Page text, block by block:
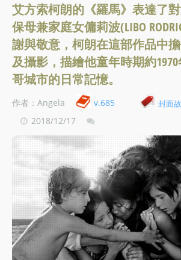
艾方索柯朗的《羅馬》表達了
保母兼家庭女傭莉波(LIBO
謝與敬意，柯朗在這部作品中
及攝影，描繪他童年時期約
哥城市的日常記憶。
作者：Angela v.685 封面
2018/12/17